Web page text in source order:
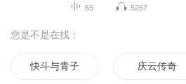
65 5267
您是不是在找：
快斗与青子的情人节 庆云传奇